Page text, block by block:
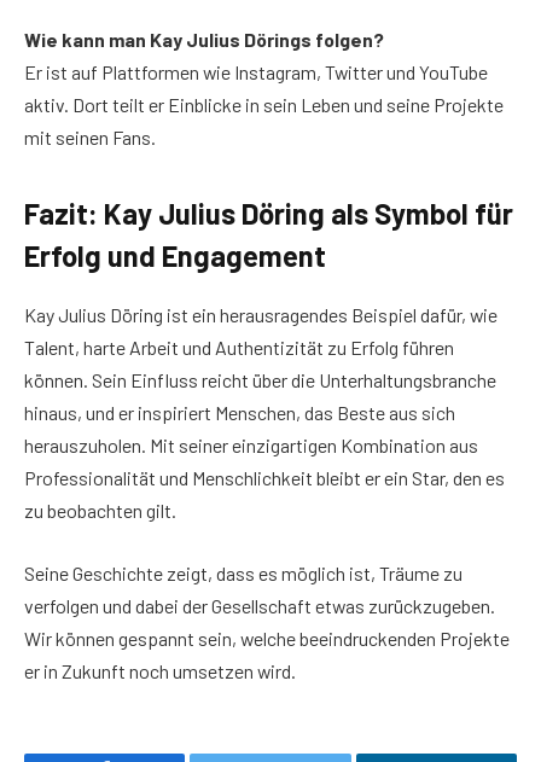
Wie kann man Kay Julius Dörings folgen?
Er ist auf Plattformen wie Instagram, Twitter und YouTube
aktiv. Dort teilt er Einblicke in sein Leben und seine Projekte
mit seinen Fans.
Fazit: Kay Julius Döring als Symbol für
Erfolg und Engagement
Kay Julius Döring ist ein herausragendes Beispiel dafür, wie
Talent, harte Arbeit und Authentizität zu Erfolg führen
können. Sein Einfluss reicht über die Unterhaltungsbranche
hinaus, und er inspiriert Menschen, das Beste aus sich
herauszuholen. Mit seiner einzigartigen Kombination aus
Professionalität und Menschlichkeit bleibt er ein Star, den es
zu beobachten gilt.
Seine Geschichte zeigt, dass es möglich ist, Träume zu
verfolgen und dabei der Gesellschaft etwas zurückzugeben.
Wir können gespannt sein, welche beeindruckenden Projekte
er in Zukunft noch umsetzen wird.